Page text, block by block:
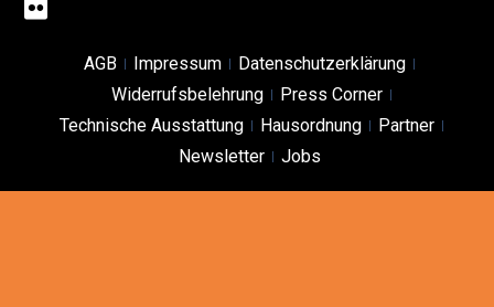
AGB Impressum
Datenschutzerklärung
Widerrufsbelehrung
Press Corner
Technische Ausstattung
Hausordnung
Partner
Newsletter
Jobs